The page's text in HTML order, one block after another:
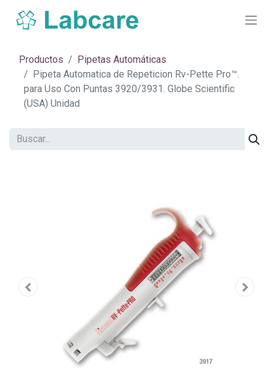
Productos
Pipetas Automáticas
​Pipeta Automatica de Repeticion Rv-Pette Pro™.
para Uso Con Puntas 3920/3931. Globe Scientific
(USA) Unidad